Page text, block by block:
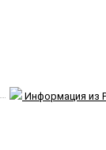
Информация из